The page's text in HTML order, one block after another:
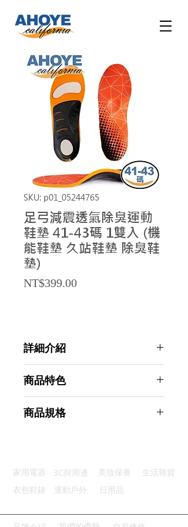
SKU: p01_05244765
足弓減震透氣除臭運動
鞋墊 41-43碼 1雙入 (機
能鞋墊 久站鞋墊 除臭鞋
墊)
NT$399.00Price
詳細介紹
商品特色
減震設計：前後雙重減震減少衝擊
商品規格
商品型號：p01_05244765
主要材質：PU
商品重量(g)：145
家用電器 3C與周邊 美妝保養
生活雜貨
衣包鞋錶
運動戶外 日用品